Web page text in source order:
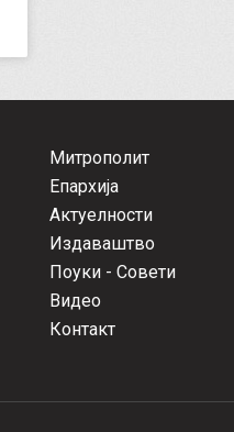
Митрополит
Епархија
Актуелности
Издаваштво
Поуки - Совети
Видео
Контакт